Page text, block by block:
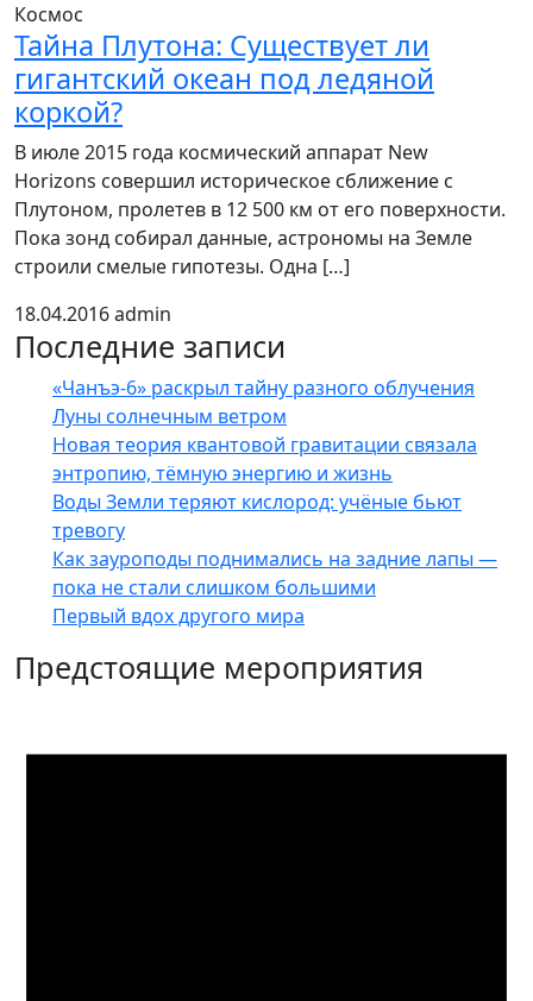
Космос
Тайна Плутона: Существует ли
гигантский океан под ледяной
коркой?
В июле 2015 года космический аппарат New
Horizons совершил историческое сближение с
Плутоном, пролетев в 12 500 км от его поверхности.
Пока зонд собирал данные, астрономы на Земле
строили смелые гипотезы. Одна […]
18.04.2016admin
Последние записи
«Чанъэ-6» раскрыл тайну разного облучения
Луны солнечным ветром
Новая теория квантовой гравитации связала
энтропию, тёмную энергию и жизнь
Воды Земли теряют кислород: учёные бьют
тревогу
Как зауроподы поднимались на задние лапы —
пока не стали слишком большими
Первый вдох другого мира
Предстоящие мероприятия